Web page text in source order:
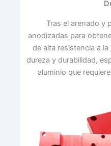
Tras el arenado y
anodizadas para
de alta resistencia a
dureza y durabilidad,
aluminio que